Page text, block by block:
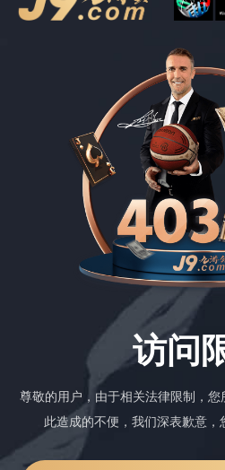
访问
尊敬的用户，由于相关法律限制，
此造成的不便，我们深表歉意，